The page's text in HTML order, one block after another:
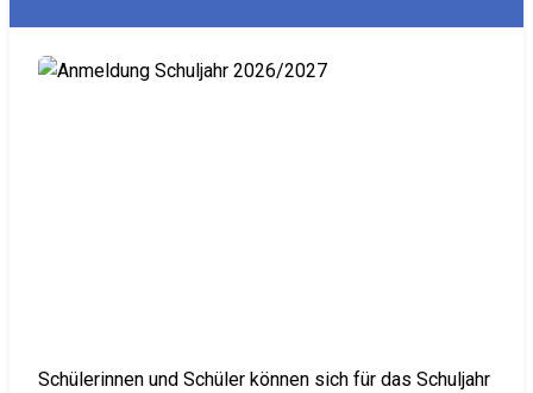
Schülerinnen und Schüler können sich für das Schuljahr